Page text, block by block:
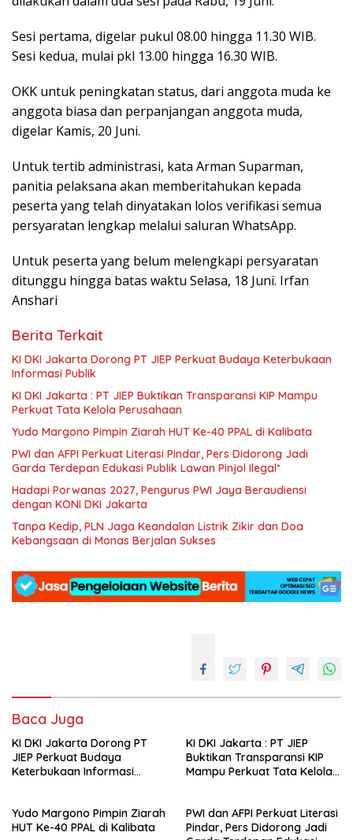
Sesi pertama, digelar pukul 08.00 hingga 11.30 WIB.
Sesi kedua, mulai pkl 13.00 hingga 16.30 WIB.
OKK untuk peningkatan status, dari anggota muda ke
anggota biasa dan perpanjangan anggota muda,
digelar Kamis, 20 Juni.
Untuk tertib administrasi, kata Arman Suparman,
panitia pelaksana akan memberitahukan kepada
peserta yang telah dinyatakan lolos verifikasi semua
persyaratan lengkap melalui saluran WhatsApp.
Untuk peserta yang belum melengkapi persyaratan
ditunggu hingga batas waktu Selasa, 18 Juni. Irfan
Anshari
Berita Terkait
KI DKI Jakarta Dorong PT JIEP Perkuat Budaya Keterbukaan
Informasi Publik
KI DKI Jakarta : PT JIEP Buktikan Transparansi KIP Mampu
Perkuat Tata Kelola Perusahaan
Yudo Margono Pimpin Ziarah HUT Ke-40 PPAL di Kalibata
PWI dan AFPI Perkuat Literasi Pindar, Pers Didorong Jadi
Garda Terdepan Edukasi Publik Lawan Pinjol Ilegal*
Hadapi Porwanas 2027, Pengurus PWI Jaya Beraudiensi
dengan KONI DKI Jakarta
Tanpa Kedip, PLN Jaga Keandalan Listrik Zikir dan Doa
Kebangsaan di Monas Berjalan Sukses
Baca Juga
KI DKI Jakarta Dorong PT
JIEP Perkuat Budaya
Keterbukaan Informasi
KI DKI Jakarta : PT JIEP
Buktikan Transparansi KIP
Mampu Perkuat Tata Kelola
Yudo Margono Pimpin Ziarah
HUT Ke-40 PPAL di Kalibata
PWI dan AFPI Perkuat Literasi
Pindar, Pers Didorong Jadi